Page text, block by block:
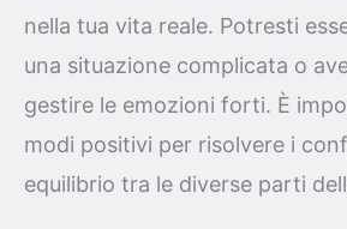
nella tua vita reale. Potresti
una situazione complicata o
gestire le emozioni forti. È
modi positivi per risolvere i
equilibrio tra le diverse parti